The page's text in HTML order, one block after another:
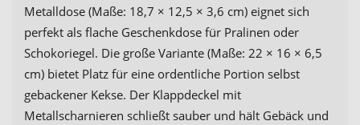
Metalldose (Maße: 18,7 × 12,5 × 3,6 cm) eignet sich
perfekt als flache Geschenkdose für Pralinen oder
Schokoriegel. Die große Variante (Maße: 22 × 16 × 6,5
cm) bietet Platz für eine ordentliche Portion selbst
gebackener Kekse. Der Klappdeckel mit
Metallscharnieren schließt sauber und hält Gebäck und